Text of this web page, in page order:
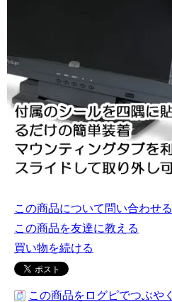
この商品について問い合わせる
この商品を友達に教える
買い物を続ける
この商品をログピでつぶやく